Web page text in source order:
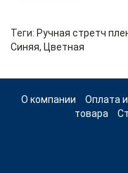
Теги: Ручная стретч
Синяя, Цветная
О компании Оплата
товара